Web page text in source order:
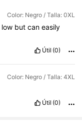
Color: Negro / Talla: 0XL
low butcaneasily
Útil (0)
Color: Negro / Talla: 4XL
Útil (0)